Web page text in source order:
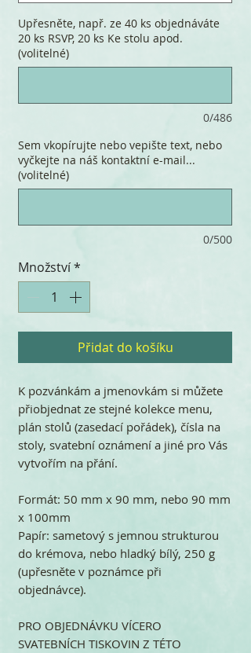
Upřesněte, např. ze 40 ks objednáváte
20 ks RSVP, 20 ks Ke stolu apod.
(volitelné)
0/486
Sem vkopírujte nebo vepište text, nebo
vyčkejte na náš kontaktní e-mail...
(volitelné)
0/500
Množství*
Přidat do košíku
K pozvánkám a jmenovkám si můžete
přiobjednat ze stejné kolekce menu,
plán stolů (zasedací pořádek), čísla na
stoly, svatební oznámení a jiné pro Vás
vytvořím na přání.
Formát: 50 mm x 90 mm, nebo 90 mm
x 100mm
Papír: sametový s jemnou strukturou
do krémova, nebo hladký bílý, 250 g
(upřesněte v poznámce při
objednávce).
PRO OBJEDNÁVKU VÍCERO
SVATEBNÍCH TISKOVIN Z TÉTO